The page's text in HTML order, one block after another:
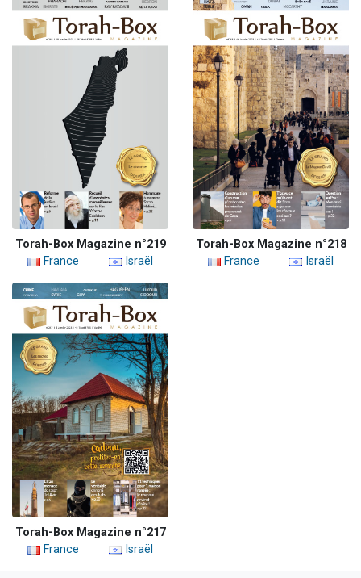
Torah-Box Magazine n°219
France
Israël
Torah-Box Magazine n°218
France
Israël
Torah-Box Magazine n°217
France
Israël